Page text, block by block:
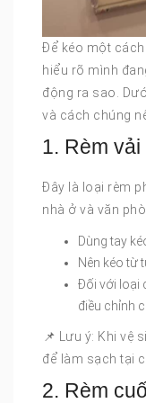
Để kéo một
hiểu rõ mình
động ra sao.
và cách chúng
1. Rèm
Đây là loại rèm
nhà ở và văn
Dùng tay
Nên kéo từ
Đối với loại
điều chỉnh
️📌 Lưu ý: Khi vệ
để làm sạch tại
2. Rèm